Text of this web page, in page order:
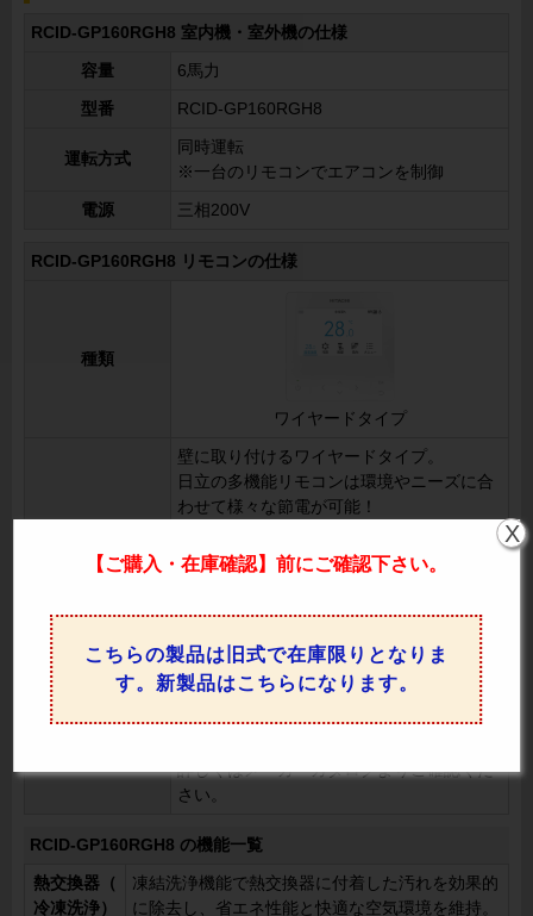
RCID-GP160RGH8 室内機・室外機の仕様
容量 6馬力
型番 RCID-GP160RGH8
運転方式
同時運転
※一台のリモコンでエアコンを制御
電源 三相200V
RCID-GP160RGH8 リモコンの仕様
種類
ワイヤードタイプ
詳細情報
壁に取り付けるワイヤードタイプ。
日立の多機能リモコンは環境やニーズに合
わせて様々な節電が可能！
トし、最大電力量を抑制する「ピークカッ
画面も大きく見やすいので、使いやすさも
抜群です。
ワイヤード（リモコン内蔵含む）またはワ
イヤレスリモコンでは、機能が異なる場合
詳しくはメーカーカタログよりご確認くだ
さい。
RCID-GP160RGH8 の機能一覧
熱交換器（
冷凍洗浄）
凍結洗浄機能で熱交換器に付着した汚れを効果的
に除去し、省エネ性能と快適な空気環境を維持。
【ご購入・在庫確認】前にご確認下さい。
こちらの製品は旧式で在庫限りとなりま
す。新製品はこちらになります。
X